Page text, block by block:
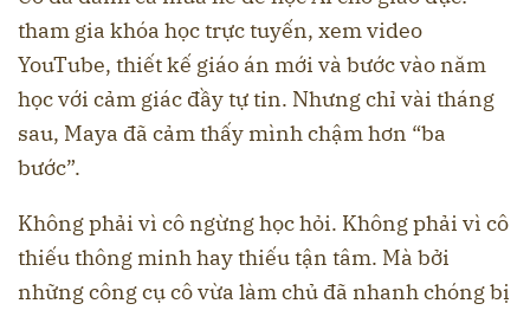
tham gia khóa học trực tuyến, xem video
YouTube, thiết kế giáo án mới và bước vào năm
học với cảm giác đầy tự tin. Nhưng chỉ vài tháng
sau, Maya đã cảm thấy mình chậm hơn “ba
bước”.
Không phải vì cô ngừng học hỏi. Không phải vì cô
thiếu thông minh hay thiếu tận tâm. Mà bởi
những công cụ cô vừa làm chủ đã nhanh chóng bị